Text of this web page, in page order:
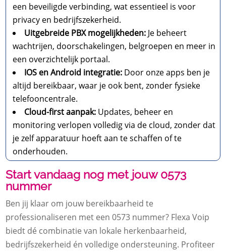
een beveiligde verbinding, wat essentieel is voor
privacy en bedrijfszekerheid.
Uitgebreide PBX mogelijkheden: Je beheert
wachtrijen, doorschakelingen, belgroepen en meer in
een overzichtelijk portaal.
IOS en Android integratie: Door onze apps ben je
altijd bereikbaar, waar je ook bent, zonder fysieke
telefooncentrale.
Cloud-first aanpak: Updates, beheer en
monitoring verlopen volledig via de cloud, zonder dat
je zelf apparatuur hoeft aan te schaffen of te
onderhouden.
Start vandaag nog met jouw 0573
nummer
Ben jij klaar om jouw bereikbaarheid te
professionaliseren met een 0573 nummer? Flexa Voip
biedt dé combinatie van lokale herkenbaarheid,
bedrijfszekerheid én volledige ondersteuning. Profiteer